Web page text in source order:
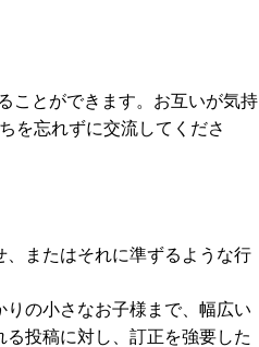
ことができます。お互いが気持
を忘れずに交流してくださ
またはそれに準ずるような行
の小さなお子様まで、幅広い
投稿に対し、訂正を強要した